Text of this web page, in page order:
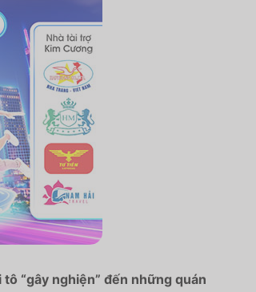
“gây nghiện” đến những quán